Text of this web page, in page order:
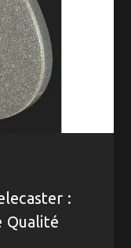
:
Qualité